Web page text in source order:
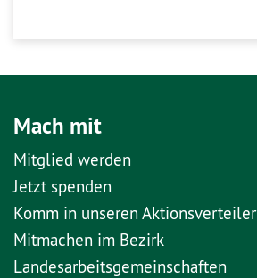
Mach mit
Mitglied werden
Jetzt spenden
Komm in unseren Aktionsverteiler
Mitmachen im Bezirk
Landesarbeitsgemeinschaften